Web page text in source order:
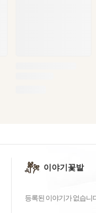
이야기꽃밭
등록된 이야기가 없습니